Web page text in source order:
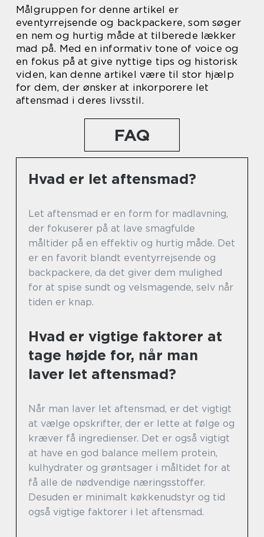
Målgruppen for denne artikel er
eventyrrejsende og backpackere, som søger
en nem og hurtig måde at tilberede lækker
mad på. Med en informativ tone of voice og
en fokus på at give nyttige tips og historisk
viden, kan denne artikel være til stor hjælp
for dem, der ønsker at inkorporere let
aftensmad i deres livsstil.
FAQ
Hvad er let aftensmad?
Let aftensmad er en form for madlavning,
der fokuserer på at lave smagfulde
måltider på en effektiv og hurtig måde. Det
er en favorit blandt eventyrrejsende og
backpackere, da det giver dem mulighed
for at spise sundt og velsmagende, selv når
tiden er knap.
Hvad er vigtige faktorer at
tage højde for, når man
laver let aftensmad?
Når man laver let aftensmad, er det vigtigt
at vælge opskrifter, der er lette at følge og
kræver få ingredienser. Det er også vigtigt
at have en god balance mellem protein,
kulhydrater og grøntsager i måltidet for at
få alle de nødvendige næringsstoffer.
Desuden er minimalt køkkenudstyr og tid
også vigtige faktorer i let aftensmad.